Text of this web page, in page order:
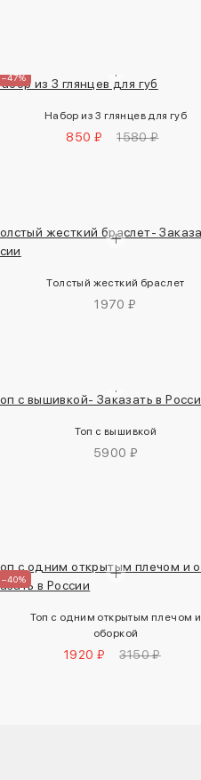
–47%
Набор из 3 глянцев для губ
850 ₽ 1580 ₽
Толстый жесткий браслет
1970 ₽
Топ с вышивкой
5900 ₽
–40%
Топ с одним открытым плечом и
оборкой
1920 ₽ 3150 ₽